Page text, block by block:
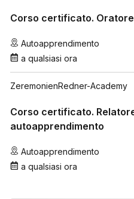
Corso certificato.
Autoapprendimento
a qualsiasi ora
ZeremonienRedner-Academy
Corso certificato.
autoapprendimento
Autoapprendimento
a qualsiasi ora